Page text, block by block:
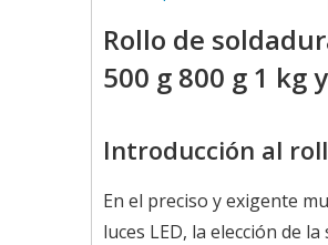
Rollo de
500 g 800 g 1 kg
Introducción al
En el preciso y exigente
luces LED, la elección de